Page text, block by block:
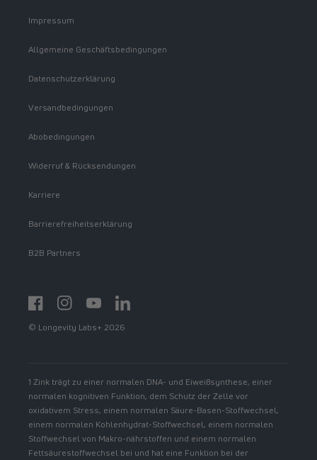
Impressum
Allgemeine Geschäftsbedingungen
Datenschutzerklärung
Versandbedingungen
Abobedingungen
Widerruf & Rücksendungen
Karriere
Barrierefreiheitserklärung
B2B Partners
FacebookInstagramYouTubehttps://www.linkedin.com/showcase/
© Longevity Labs+ 2026
1 Zink trägt zu einer normalen DNA- und Eiweißsynthese, einer
normalen kognitiven Funktion, dem Schutz der Zelle vor
oxidativem Stress, einem normalen Säure-Basen-Stoffwechsel,
einem normalen Kohlenhydrat-Stoffwechsel, einem normalen
Stoffwechsel von Makro-nährstoffen und einem normalen
Fettsäurestoffwechsel bei und hat eine Funktion bei der